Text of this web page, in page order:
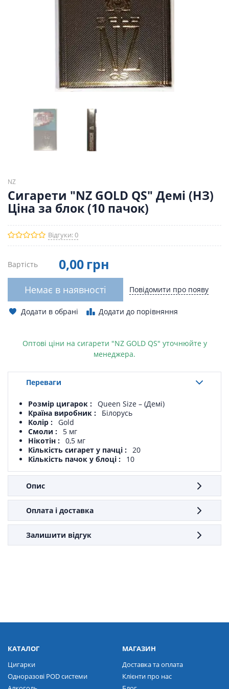
NZ
Сигарети "NZ GOLD QS" Демі (НЗ)
Ціна за блок (10 пачок)
Відгуки: 0
Вартість 0,00 грн
Немає в наявності Повідомити про появу
Додати в обрані Додати до порівняння
Оптові ціни на сигарети "NZ GOLD QS" уточнюйте у
менеджера.
Переваги
Розмір цигарок
Queen Size – (Демі)
Країна виробник
Білорусь
Колір
Gold
Смоли
5 мг
Нікотін
0,5 мг
Кількість сигарет у пачці
20
Кількість пачок у блоці
10
Опис
Оплата і доставка
Залишити відгук
КАТАЛОГ
Цигарки
Одноразові POD системи
МАГАЗИН
Доставка та оплата
Клієнти про нас